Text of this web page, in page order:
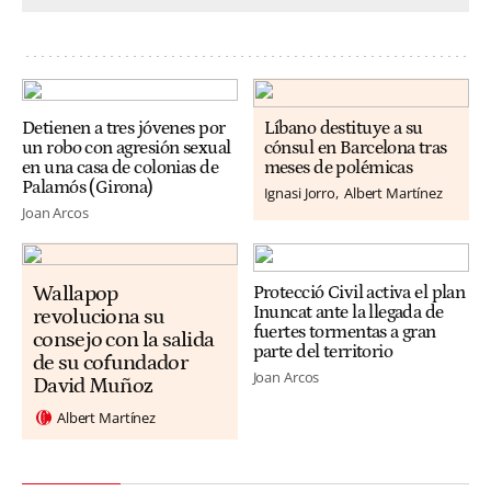
Detienen a tres jóvenes por
un robo con agresión sexual
en una casa de colonias de
Palamós (Girona)
Joan Arcos
Líbano destituye a su
cónsul en Barcelona tras
meses de polémicas
Ignasi Jorro Albert Martínez
Wallapop
revoluciona su
consejo con la salida
de su cofundador
David Muñoz
Albert Martínez
Protecció Civil activa el plan
Inuncat ante la llegada de
fuertes tormentas a gran
parte del territorio
Joan Arcos